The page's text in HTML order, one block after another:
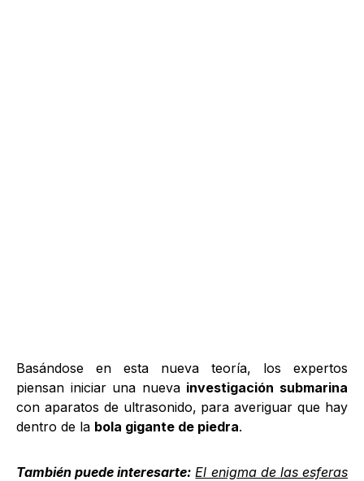
Basándose en esta nueva teoría, los expertos
piensan iniciar una nueva investigación submarina
con aparatos de ultrasonido, para averiguar que hay
dentro de la bola gigante de piedra.
También puede interesarte: El enigma de las esferas